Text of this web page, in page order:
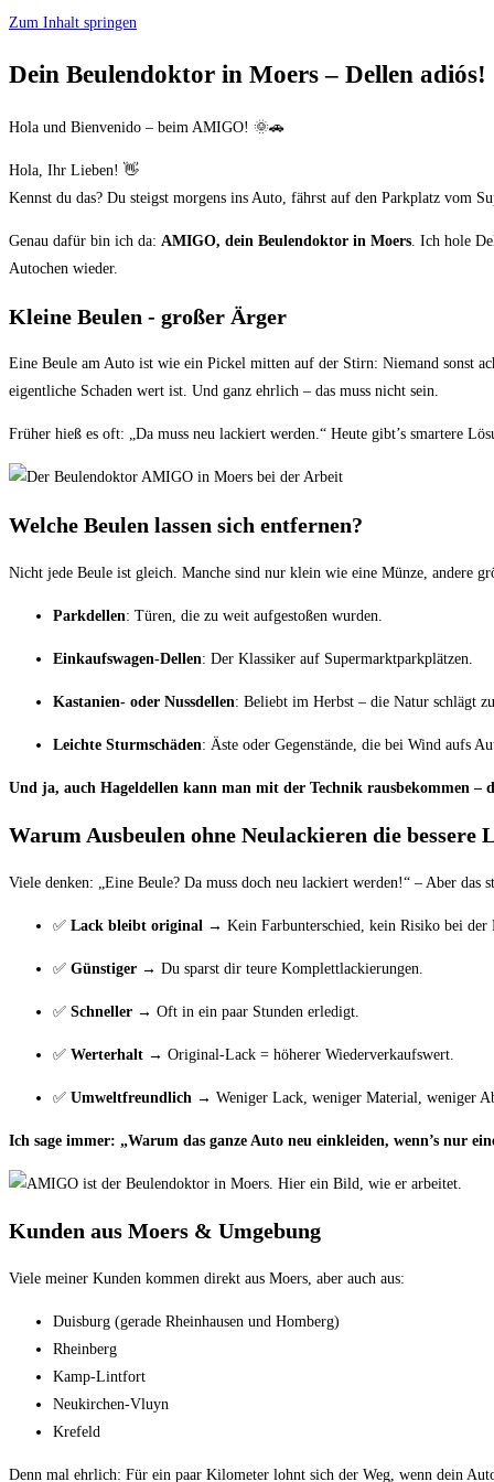
Zum Inhalt springen
Dein Beulendoktor in Moers – Dellen adiós!
Hola und Bienvenido – beim AMIGO! 🌞🚗
Hola, Ihr Lieben! 👋
Kennst du das? Du steigst morgens ins Auto, fährst auf den Parkplatz vom
Genau dafür bin ich da: AMIGO, dein Beulendoktor in Moers. Ich hole
Autochen wieder.
Kleine Beulen - großer Ärger
Eine Beule am Auto ist wie ein Pickel mitten auf der Stirn: Niemand sonst
eigentliche Schaden wert ist. Und ganz ehrlich – das muss nicht sein.
Früher hieß es oft: „Da muss neu lackiert werden.“ Heute gibt’s smartere
Welche Beulen lassen sich entfernen?
Nicht jede Beule ist gleich. Manche sind nur klein wie eine Münze, andere
Parkdellen: Türen, die zu weit aufgestoßen wurden.
Einkaufswagen-Dellen: Der Klassiker auf Supermarktparkplätzen.
Kastanien- oder Nussdellen: Beliebt im Herbst – die Natur schlägt
Leichte Sturmschäden: Äste oder Gegenstände, die bei Wind aufs
Und ja, auch Hageldellen kann man mit der Technik rausbekommen –
Warum Ausbeulen ohne Neulackieren die bessere
Viele denken: „Eine Beule? Da muss doch neu lackiert werden!“ – Aber
✅ Lack bleibt original → Kein Farbunterschied, kein Risiko bei der
✅ Günstiger → Du sparst dir teure Komplettlackierungen.
✅ Schneller → Oft in ein paar Stunden erledigt.
✅ Werterhalt → Original-Lack = höherer Wiederverkaufswert.
✅ Umweltfreundlich → Weniger Lack, weniger Material, weniger
Ich sage immer: „Warum das ganze Auto neu einkleiden, wenn’s nur
Kunden aus Moers & Umgebung
Viele meiner Kunden kommen direkt aus Moers, aber auch aus:
Duisburg (gerade Rheinhausen und Homberg)
Rheinberg
Kamp-Lintfort
Neukirchen-Vluyn
Krefeld
Denn mal ehrlich: Für ein paar Kilometer lohnt sich der Weg, wenn dein